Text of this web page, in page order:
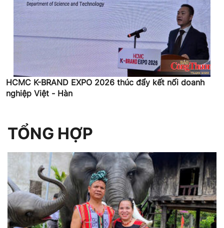
HCMC K-BRAND EXPO 2026 thúc đẩy kết nối doanh
nghiệp Việt - Hàn
TỔNG HỢP